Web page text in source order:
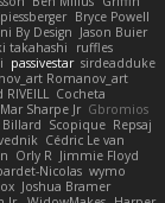
Bryce Powell
By Design Jason Buier
takahashi
ruffles
passivestar sirdeadduke
Romanov_art
Cocheta
Sharpe Jr Gbromios
Scopique Repsaj
Cédric Le van
Orly R Jimmie Floyd
Nicolas wymo
Joshua Bramer